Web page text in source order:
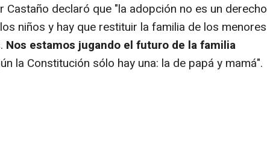
Castaño declaró que "la adopción no es un derecho
niños y hay que restituir la familia de los menores
Nos estamos jugando el futuro de la familia
la Constitución sólo hay una: la de papá y mamá".